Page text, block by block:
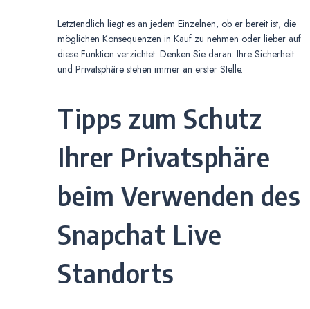
Letztendlich liegt es an jedem Einzelnen, ob er bereit ist, die
möglichen Konsequenzen in Kauf zu nehmen oder lieber auf
diese Funktion verzichtet. Denken Sie daran: Ihre Sicherheit
und Privatsphäre stehen immer an erster Stelle.
Tipps zum Schutz
Ihrer Privatsphäre
beim Verwenden des
Snapchat Live
Standorts